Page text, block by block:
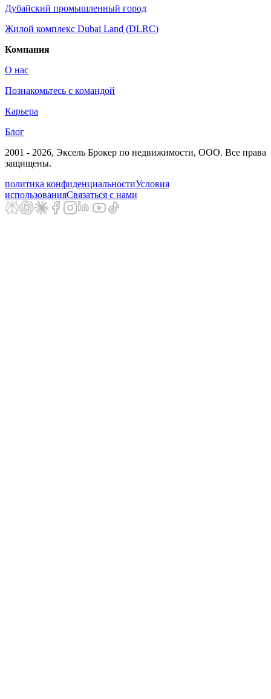
Дубайский промышленный город
Жилой комплекс Dubai Land (DLRC)
Компания
О нас
Познакомьтесь с командой
Карьера
Блог
2001 - 2026, Эксель Брокер по недвижимости, ООО. Все права
защищены.
политика конфиденциальностиУсловия
использованияСвязаться с нами